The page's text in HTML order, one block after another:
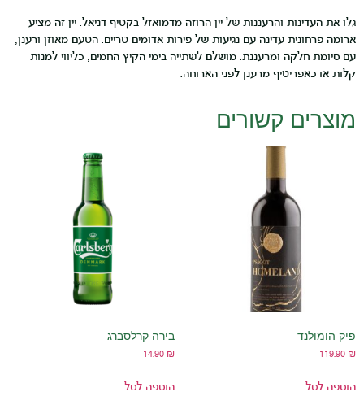
והרעננות של יין הרוזה מדמואזל בקטיף דניאל. יין זה מציע
עדינה עם נגיעות של פירות אדומים טריים. הטעם מאוזן ורענן,
ומרעננת. מושלם לשתייה בימי הקיץ החמים, כליווי למנות
מרענן לפני הארוחה.
קשורים
בירה קרלסברג